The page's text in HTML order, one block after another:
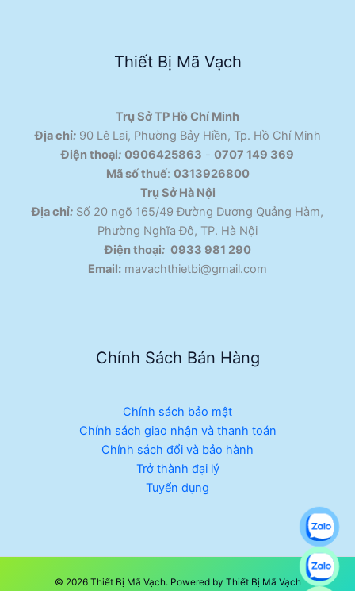
Thiết Bị Mã Vạch
Trụ Sở TP Hồ Chí Minh
Địa chỉ:90 Lê Lai, Phường Bảy Hiền, Tp. Hồ Chí Minh
Điện thoại: 0906425863 - 0707 149 369
Mã số thuế: 0313926800
Trụ Sở Hà Nội
Địa chỉ: Số 20 ngõ 165/49 Đường Dương Quảng Hàm,
Phường Nghĩa Đô, TP. Hà Nội
Điện thoại: 0933 981 290
Email: mavachthietbi@gmail.com
Chính Sách Bán Hàng
Chính sách bảo mật
Chính sách giao nhận và thanh toán
Chính sách đổi và bảo hành
Trở thành đại lý
Tuyển dụng
© 2026 Thiết Bị Mã Vạch. Powered by Thiết Bị Mã Vạch